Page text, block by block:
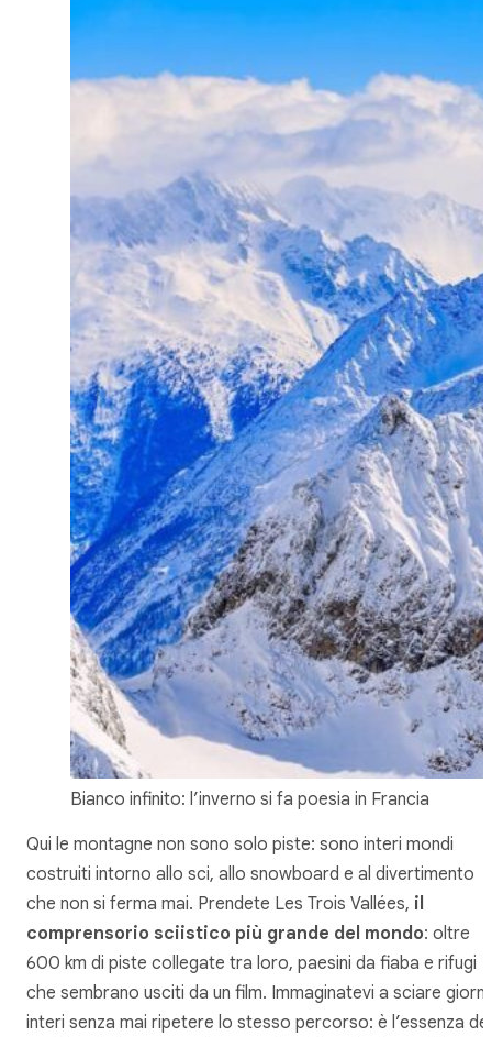
Bianco infinito: l’inverno si fa poesia in Francia
Qui le montagne non sono solo piste: sono interi mondi
costruiti intorno allo sci, allo snowboard e al divertimento
che non si ferma mai. Prendete Les Trois Vallées, il
comprensorio sciistico più grande del mondo: oltre
600 km di piste collegate tra loro, paesini da fiaba e rifugi
che sembrano usciti da un film. Immaginatevi a sciare giorni
interi senza mai ripetere lo stesso percorso: è l’essenza dei